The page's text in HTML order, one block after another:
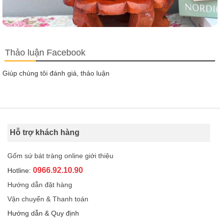
Thảo luận Facebook
Giúp chúng tôi đánh giá, thảo luận
Hỗ trợ khách hàng
Gốm sứ bát tràng online giới thiệu
Hotline: 0966.92.10.90
Hướng dẫn đặt hàng
Vận chuyển & Thanh toán
Hướng dẫn & Quy định